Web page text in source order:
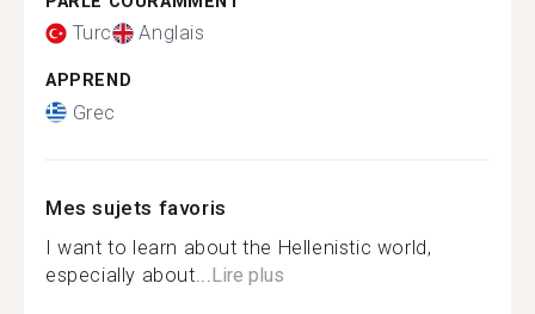
Turc Anglais
APPREND
Grec
Mes sujets favoris
I want to learn about the Hellenistic world,
especially about... Lire plus